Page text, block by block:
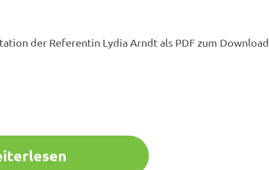
der Referentin Lydia Arndt als PDF zum Download.